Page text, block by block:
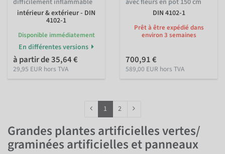
intérieur & extérieur - DIN
4102-1
Disponible immédiatement
En différentes versions
à partir de 35,64 €
29,95 EUR hors TVA
DIN 4102-1
Prêt à être expédié dans
environ 3 semaines
700,91 €
589,00 EUR hors TVA
1 2
Grandes plantes artificielles vertes/
graminées artificielles et panneaux